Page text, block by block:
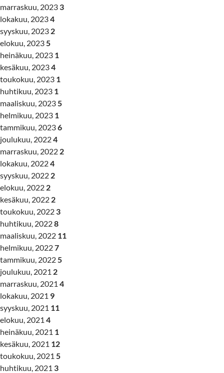
marraskuu, 2023 3
lokakuu, 20234
syyskuu, 2023 2
elokuu, 2023 5
heinäkuu, 2023 1
kesäkuu, 20234
toukokuu, 2023 1
huhtikuu, 2023 1
maaliskuu, 2023 5
helmikuu, 2023 1
tammikuu, 20236
joulukuu, 20224
marraskuu, 2022 2
lokakuu, 20224
syyskuu, 2022 2
elokuu, 2022 2
kesäkuu, 2022 2
toukokuu, 2022 3
huhtikuu, 20228
maaliskuu, 2022 11
helmikuu, 20227
tammikuu, 2022 5
joulukuu, 2021 2
marraskuu, 2021 4
lokakuu, 2021 9
syyskuu, 2021 11
elokuu, 2021 4
heinäkuu, 2021 1
kesäkuu, 2021 12
toukokuu, 2021 5
huhtikuu, 2021 3